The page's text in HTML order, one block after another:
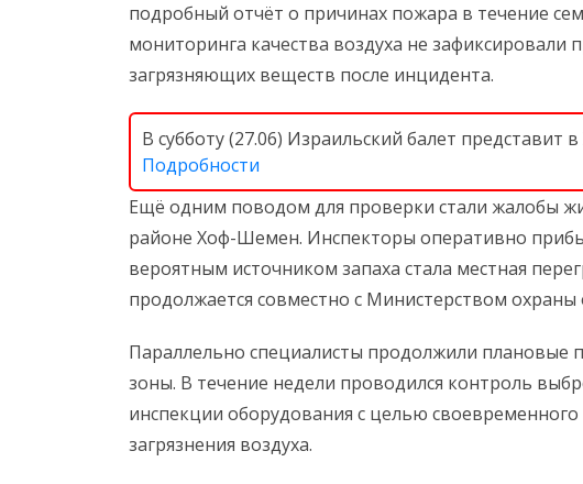
подробный отчёт о причинах пожара в течение
мониторинга качества воздуха не
загрязняющих веществ после инцидента.
В субботу (27.06) Израильский балет
Подробности
Ещё одним поводом для проверки стали жалобы
районе Хоф-Шемен. Инспекторы оперативно
вероятным источником запаха стала местная
продолжается совместно с Министерством
Параллельно специалисты продолжили
зоны. В течение недели проводился контроль
инспекции оборудования с целью
загрязнения воздуха.